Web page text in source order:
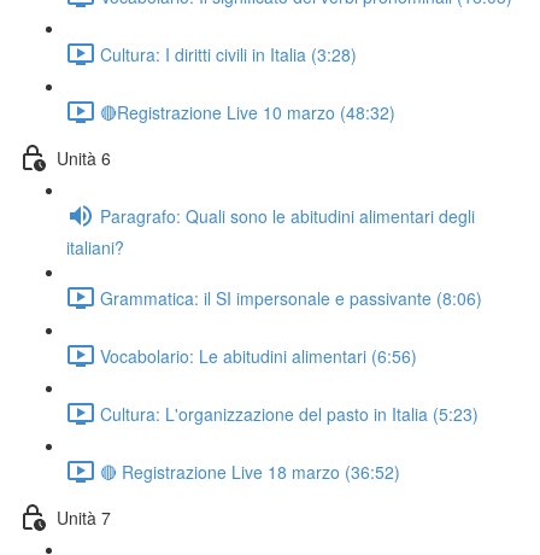
Cultura: I diritti civili in Italia (3:28)
🔴Registrazione Live 10 marzo (48:32)
Unità 6
Paragrafo: Quali sono le abitudini alimentari degli
italiani?
Grammatica: il SI impersonale e passivante (8:06)
Vocabolario: Le abitudini alimentari (6:56)
Cultura: L'organizzazione del pasto in Italia (5:23)
🔴 Registrazione Live 18 marzo (36:52)
Unità 7